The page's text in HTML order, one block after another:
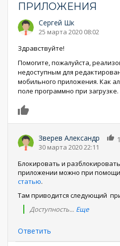
ПРИЛОЖЕНИЯ
Сергей Шк
25 марта 2020 08:02
Здравствуйте!
Помогите, пожалуйста,
недоступным для
мобильного приложения. Как
поле программно при загрузке.
Зверев Александр
30 марта 2020 22:11
1
Блокировать и
приложении можно при
статью.
Там приводится следующий
Доступность... Еще
Ответить